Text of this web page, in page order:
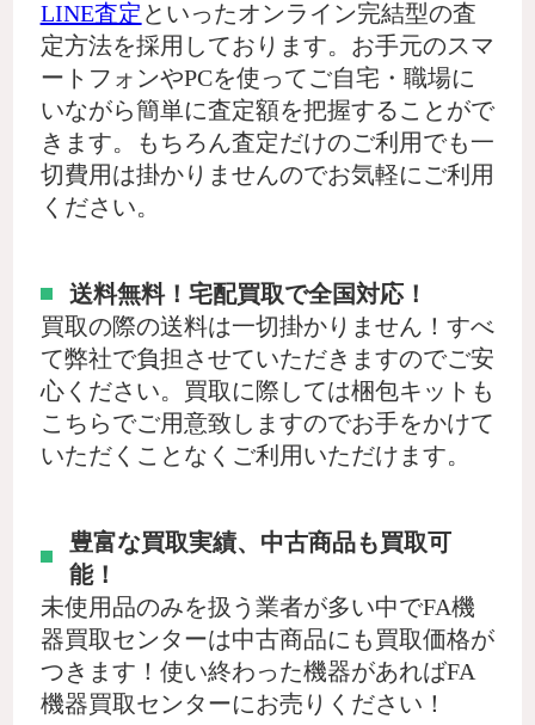
LINE査定 といったオンライン完結型の査
定方法を採用しております。お手元のスマ
ートフォンやPCを使ってご自宅・職場に
いながら簡単に査定額を把握することがで
きます。もちろん査定だけのご利用でも一
切費用は掛かりませんのでお気軽にご利用
ください。
送料無料！宅配買取で全国対応！
買取の際の送料は一切掛かりません！すべ
て弊社で負担させていただきますのでご安
心ください。買取に際しては梱包キットも
こちらでご用意致しますのでお手をかけて
いただくことなくご利用いただけます。
豊富な買取実績、中古商品も買取可
能！
未使用品のみを扱う業者が多い中でFA機
器買取センターは中古商品にも買取価格が
つきます！使い終わった機器があればFA
機器買取センターにお売りください！